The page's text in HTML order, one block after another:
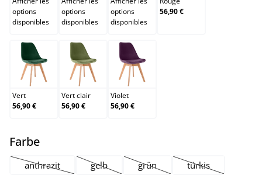
options
disponibles
options
disponibles
options
disponibles
56,90 €
Vert
Vert
56,90 €
Vert clair
Vert clair
56,90 €
Violet
Violet
56,90 €
Farbeselect
anthrazit
(Cette option n'est pas disponible pour le moment.)
gelb
(Cette option n'est pas disponible pour le
grün
(Cette option n'est pas
türkis
(Cette option